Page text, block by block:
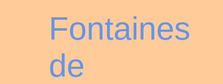
Fontaines
de